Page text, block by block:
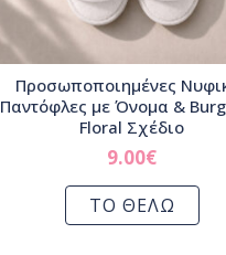
Προσωποποιημένες
Παντόφλες με Όνομα &
Floral Σχέδιο
9.00€
ΤΟ ΘΕΛΩ